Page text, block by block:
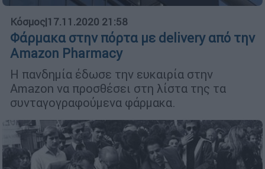
Κόσμος|17.11.2020 21:58
Φάρμακα στην πόρτα με delivery από την
Amazon Pharmacy
Η πανδημία έδωσε την ευκαιρία στην
Amazon να προσθέσει στη λίστα της τα
συνταγογραφούμενα φάρμακα.